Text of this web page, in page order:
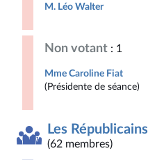
M. Léo Walter
Non votant : 1
Mme Caroline Fiat
(Présidente de séance)
Les Républicains
(62 membres)